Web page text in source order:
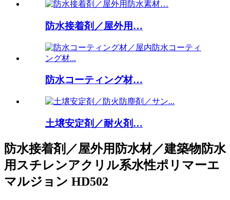
防水接着剤／屋外用…
防水コーティング材…
土壌安定剤／耐火剤…
防水接着剤／屋外用防水材／建築物防水
用スチレンアクリル系水性ポリマーエ
マルジョン HD502